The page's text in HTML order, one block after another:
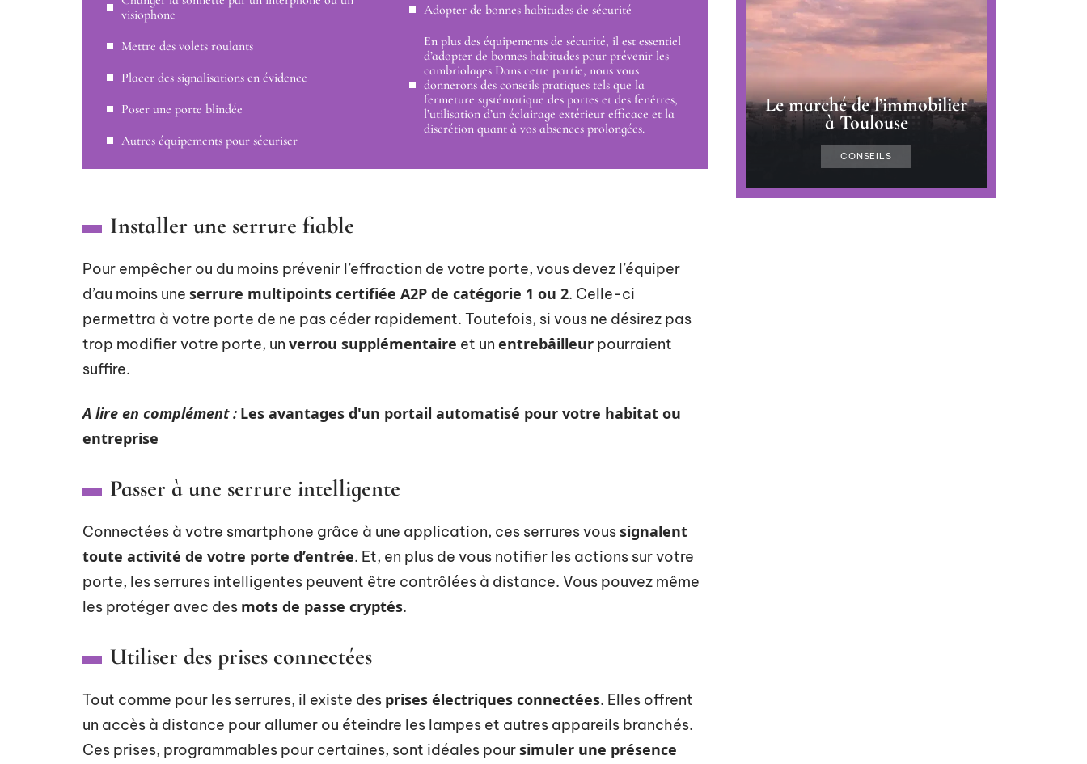
visiophone
Mettre des volets roulants
Placer des signalisations en évidence
Poser une porte blindée
Autres équipements pour sécuriser
Adopter de bonnes habitudes de sécurité
En plus des équipements de sécurité, il est essentiel
d’adopter de bonnes habitudes pour prévenir les
cambriolages Dans cette partie, nous vous
donnerons des conseils pratiques tels que la
fermeture systématique des portes et des fenêtres,
l’utilisation d’un éclairage extérieur efficace et la
discrétion quant à vos absences prolongées.
Installer une serrure fiable
Pour empêcher ou du moins prévenir l’effraction de votre porte, vous devez l’équiper
d’au moins une serrure multipoints certifiée A2P de catégorie 1 ou 2. Celle-ci
permettra à votre porte de ne pas céder rapidement. Toutefois, si vous ne désirez pas
trop modifier votre porte, un verrou supplémentaire et un entrebâilleur pourraient
suffire.
A lire en complément : Les avantages d'un portail automatisé pour votre habitat ou
entreprise
Passer à une serrure intelligente
Connectées à votre smartphone grâce à une application, ces serrures voussignalent
toute activité de votre porte d’entrée. Et, en plus de vous notifier les actions sur votre
porte, les serrures intelligentes peuvent être contrôlées à distance. Vous pouvez même
les protéger avec des mots de passe cryptés.
Utiliser des prises connectées
Tout comme pour les serrures, il existe des prises électriques connectées. Elles offrent
un accès à distance pour allumer ou éteindre les lampes et autres appareils branchés.
Ces prises, programmables pour certaines, sont idéales poursimuler une présence
Le marché de l’immobilier
à Toulouse
CONSEILS